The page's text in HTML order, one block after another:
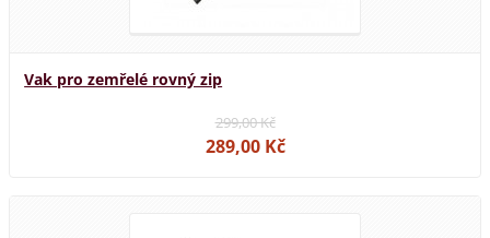
Vak pro zemřelé rovný zip
299,00 Kč
289,00 Kč